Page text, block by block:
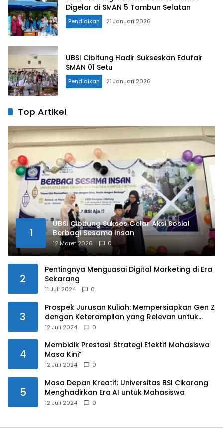
Digelar di SMAN 5 Tambun Selatan
Pendidikan 21 Januari 2026
UBSI Cibitung Hadir Sukseskan Edufair
SMAN 01 Setu
Pendidikan 21 Januari 2026
Top Artikel
1
UBSI Cibitung Sukses Gelar Aksi Sosial
Berbagi Sesama Insan
12 Maret 2026 0
2
Pentingnya Menguasai Digital Marketing di Era
Sekarang
11 Juli 2024 0
3
Prospek Jurusan Kuliah: Mempersiapkan Gen Z
dengan Keterampilan yang Relevan untuk
Masa Depan
12 Juli 2024 0
4
Membidik Prestasi: Strategi Efektif Mahasiswa
Masa Kini”
12 Juli 2024 0
5
Masa Depan Kreatif: Universitas BSI Cikarang
Menghadirkan Era AI untuk Mahasiswa
12 Juli 2024 0